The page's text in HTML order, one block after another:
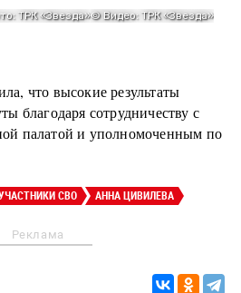
что высокие результаты
благодаря сотрудничеству с
палатой и уполномоченным по
СВО АННА ЦИВИЛЕВА
Реклама